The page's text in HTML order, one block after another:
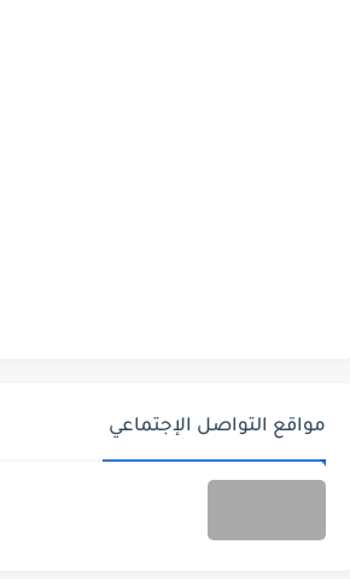
مواقع التواصل الإجتماعي